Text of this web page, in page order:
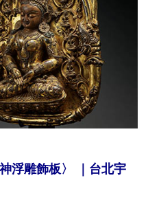
浮雕飾板〉 ｜台北宇